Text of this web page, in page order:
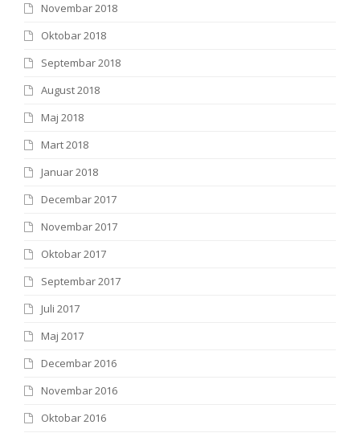
Novembar 2018
Oktobar 2018
Septembar 2018
August 2018
Maj 2018
Mart 2018
Januar 2018
Decembar 2017
Novembar 2017
Oktobar 2017
Septembar 2017
Juli 2017
Maj 2017
Decembar 2016
Novembar 2016
Oktobar 2016